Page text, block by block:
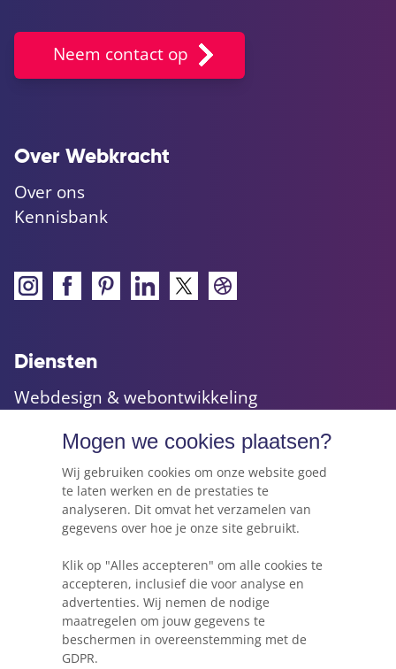
Neem contact op
Over Webkracht
Over ons
Kennisbank
Diensten
Webdesign & webontwikkeling
Online marketing & advies
Hosting, e-mail & domeinnamen
Webkracht's blog
5 dingen die je moet weten voordat je een
website gaat beginnen
Waarom Wordpress niet altijd de beste keuze
is voor je project
Mogen we cookies plaatsen?
Wij gebruiken cookies om onze website goed
te laten werken en de prestaties te
analyseren. Dit omvat het verzamelen van
gegevens over hoe je onze site gebruikt.
Klik op "Alles accepteren" om alle cookies te
accepteren, inclusief die voor analyse en
advertenties. Wij nemen de nodige
maatregelen om jouw gegevens te
beschermen in overeenstemming met de
GDPR.